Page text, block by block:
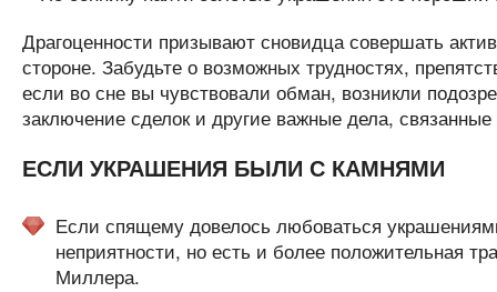
Драгоценности призывают сновидца совершать
стороне. Забудьте о возможных трудностях,
если во сне вы чувствовали обман, возникли
заключение сделок и другие важные дела,
ЕСЛИ УКРАШЕНИЯ БЫЛИ С КАМНЯМИ
Если спящему довелось любоваться
неприятности, но есть и более положительная
Миллера.